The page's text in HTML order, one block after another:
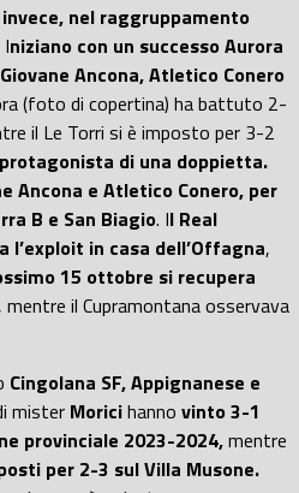
nel raggruppamento
Iniziano con un successo Aurora
Ancona, Atletico Conero
(foto di copertina) ha battuto 2-
il Le Torri si è imposto per 3-2
di una doppietta.
Ancona e Atletico Conero, per
B e San Biagio. Il Real
in casa dell’Offagna,
15 ottobre si recupera
, mentre il Cupramontana osservava
Cingolana SF, Appignanese e
mister Moricihanno vinto 3-1
provinciale 2023-2024,mentre
per 2-3 sul Villa Musone.